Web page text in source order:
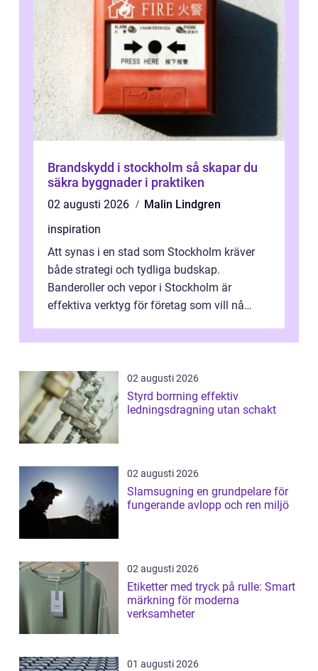
Brandskydd i stockholm så skapar du
säkra byggnader i praktiken
02 augusti 2026
Malin Lindgren
inspiration
Att synas i en stad som Stockholm kräver
både strategi och tydliga budskap.
Banderoller och vepor i Stockholm är
effektiva verktyg för företag som vill nå
02 augusti 2026
Styrd borrning effektiv
ledningsdragning utan schakt
02 augusti 2026
Slamsugning en grundpelare för
fungerande avlopp och ren miljö
02 augusti 2026
Etiketter med tryck på rulle: Smart
märkning för moderna
verksamheter
01 augusti 2026